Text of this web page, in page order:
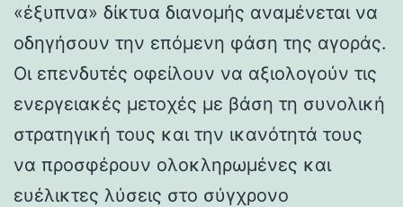
«έξυπνα» δίκτυα διανομής αναμένεται να
οδηγήσουν την επόμενη φάση της αγοράς.
Οι επενδυτές οφείλουν να αξιολογούν τις
ενεργειακές μετοχές με βάση τη συνολική
στρατηγική τους και την ικανότητά τους
να προσφέρουν ολοκληρωμένες και
ευέλικτες λύσεις στο σύγχρονο